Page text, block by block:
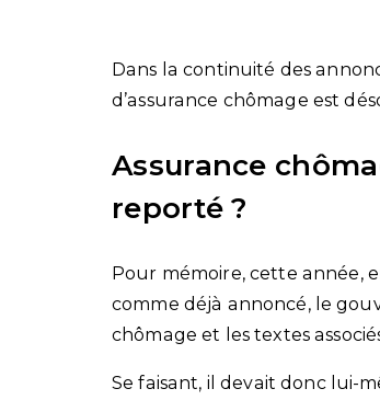
Dans la continuité des
d’assurance chômage est
Assurance
reporté ?
Pour mémoire, cette année,
comme déjà annoncé, le
chômage et les textes
Se faisant, il devait donc lui-